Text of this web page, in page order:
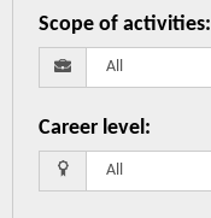
Scope of activities:
Career level: